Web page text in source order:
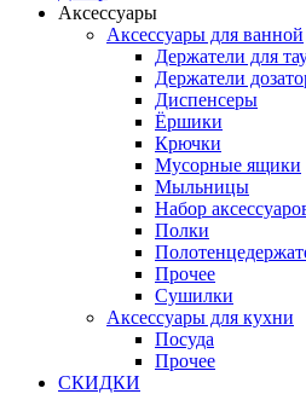
Аксессуары
Аксессуары для ванной
Держатели для
Держатели
Диспенсеры
Ёршики
Крючки
Мусорные ящики
Мыльницы
Набор
Полки
Прочее
Сушилки
Аксессуары для кухни
Посуда
Прочее
СКИДКИ